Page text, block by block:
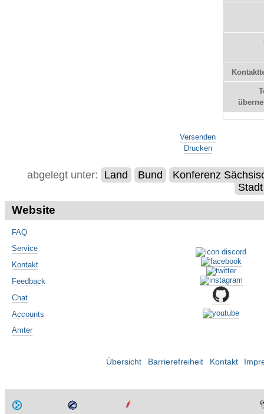
Versenden
Drucken
abgelegt unter: Land Bund
Konferenz
Stadt
Website
FAQ
Service
Kontakt
Feedback
Chat
Accounts
Ämter
Übersicht Barrierefreiheit Kontakt